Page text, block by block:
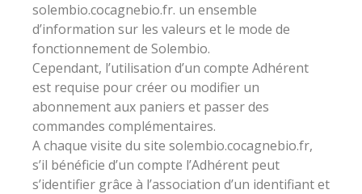
solembio.cocagnebio.fr. un ensemble
d’information sur les valeurs et le mode de
fonctionnement de Solembio.
Cependant, l’utilisation d’un compte Adhérent
est requise pour créer ou modifier un
abonnement aux paniers et passer des
commandes complémentaires.
A chaque visite du site solembio.cocagnebio.fr,
s’il bénéficie d’un compte l’Adhérent peut
s’identifier grâce à l’association d’un identifiant et